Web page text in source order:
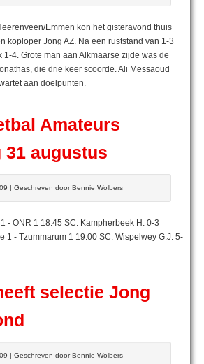
Emmen kon het gisteravond thuis
koploper Jong AZ. Na een ruststand van 1-3
4. Grote man aan Alkmaarse zijde was de
die drie keer scoorde. Ali Messaoud
aan doelpunten.
Amateurs
31 augustus
| Geschreven door Bennie Wolbers
- ONR 1 18:45 SC: Kampherbeek H. 0-3
1 - Tzummarum 1 19:00 SC: Wispelwey G.J. 5-
selectie Jong
| Geschreven door Bennie Wolbers